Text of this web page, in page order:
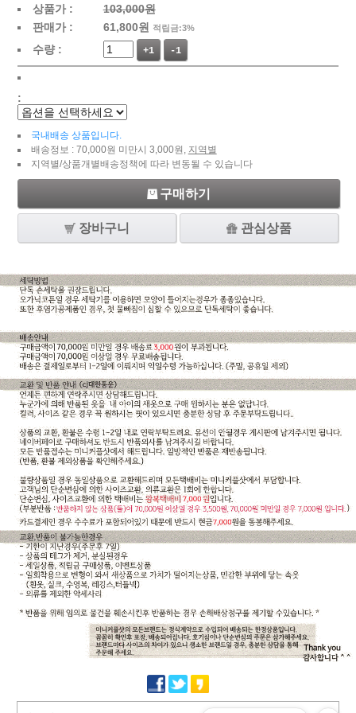
상품가 :
103,000원
판매가 :
61,800원 적립금:3%
수량 : +1 -1
:
국내배송 상품입니다.
배송정보 : 70,000원 미만시 3,000원, 지역별
지역별/상품개별배송정책에 따라 변동될 수 있습니다
구매하기
장바구니 관심상품